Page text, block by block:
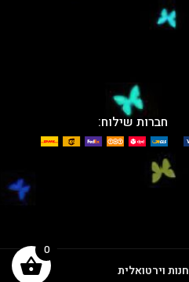
חברות שילוח:
חנות וירטואלית
0